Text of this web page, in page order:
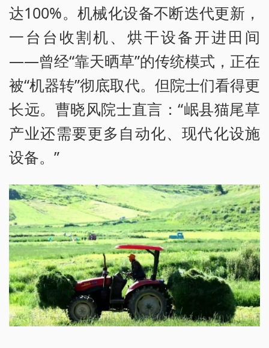
达100%。机械化设备不断迭代更新，
一台台收割机、烘干设备开进田间
——曾经“靠天晒草”的传统模式，正在
被“机器转”彻底取代。但院士们看得更
长远。曹晓风院士直言：“岷县猫尾草
产业还需要更多自动化、现代化设施
设备。”